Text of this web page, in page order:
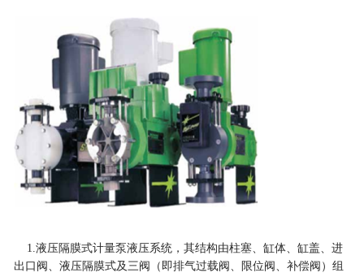
1.液压隔膜式计量泵液压系统，其结构由柱塞、缸体、缸盖、进
出口阀、液压隔膜式及三阀（即排气过载阀、限位阀、补偿阀）组